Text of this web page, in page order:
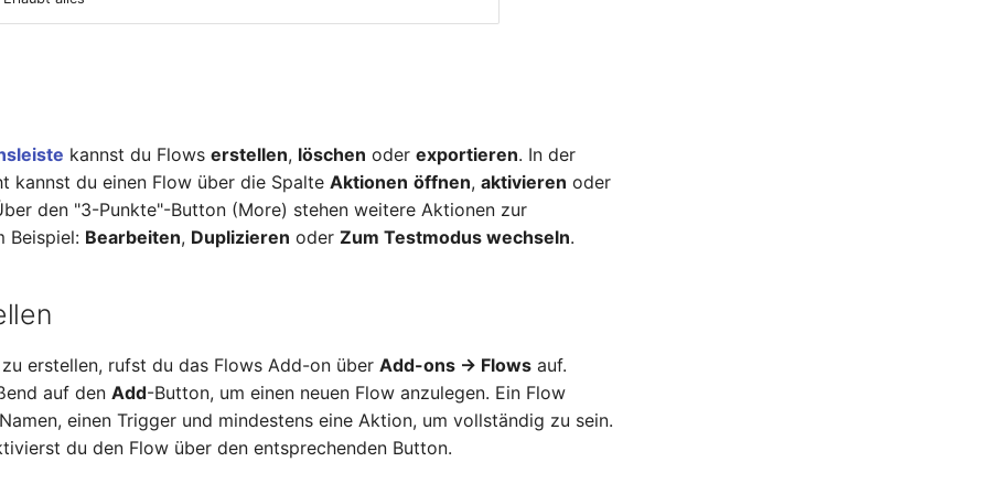
kannst du Flowserstellen, löschen oderexportieren. In der
kannst du einen Flow über die SpalteAktionen öffnen,aktivieren oder
den "3-Punkte"-Button (More) stehen weitere Aktionen zur
Beispiel: Bearbeiten, Duplizieren oderZum Testmodus wechseln.
zu erstellen, rufst du das Flows Add-on überAdd-ons → Flows auf.
auf denAdd-Button, um einen neuen Flow anzulegen. Ein Flow
einen Trigger und mindestens eine Aktion, um vollständig zu sein.
du den Flow über den entsprechenden Button.